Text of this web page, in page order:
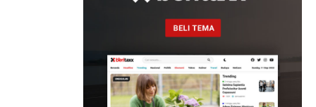
10 jam lalu
Pemilik
Royal
Phone